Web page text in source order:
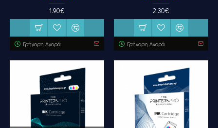
1.90€
Γρήγορη Αγορά
2.30€
Γρήγορη Αγορά